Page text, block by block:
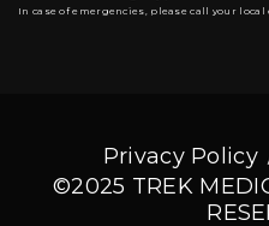
In case of emergencies, please call your local
Privacy Policy
©2025 TREK